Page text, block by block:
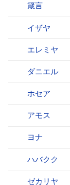
箴言
イザヤ
エレミヤ
ダニエル
ホセア
アモス
ヨナ
ハバクク
ゼカリヤ